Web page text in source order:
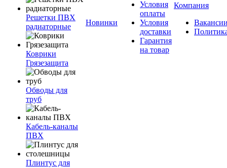
Решетки ПВХ
радиаторные
Коврики
Грязезащита
Обводы для
труб
Кабель-каналы
ПВХ
Плинтус для
Новинки
Условия
оплаты
Условия
доставки
Гарантия
на товар
Компания